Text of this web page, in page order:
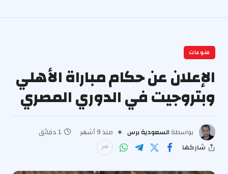
منوعات
الإعلان عن حكام مباراة الأهلي
وبتروجيت في الدوري المصري
بواسطة السعودية برس منذ 9 أشهر
1 دقائق
شاركها